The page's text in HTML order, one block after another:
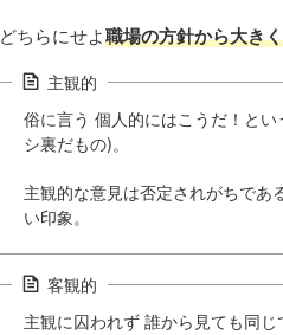
どちらにせよ職場の方針から大き
主観的
俗に言う 個人的にはこうだ！と
シ裏だもの)。
主観的な意見は否定されがちであ
い印象。
客観的
主観に囚われず 誰から見ても同